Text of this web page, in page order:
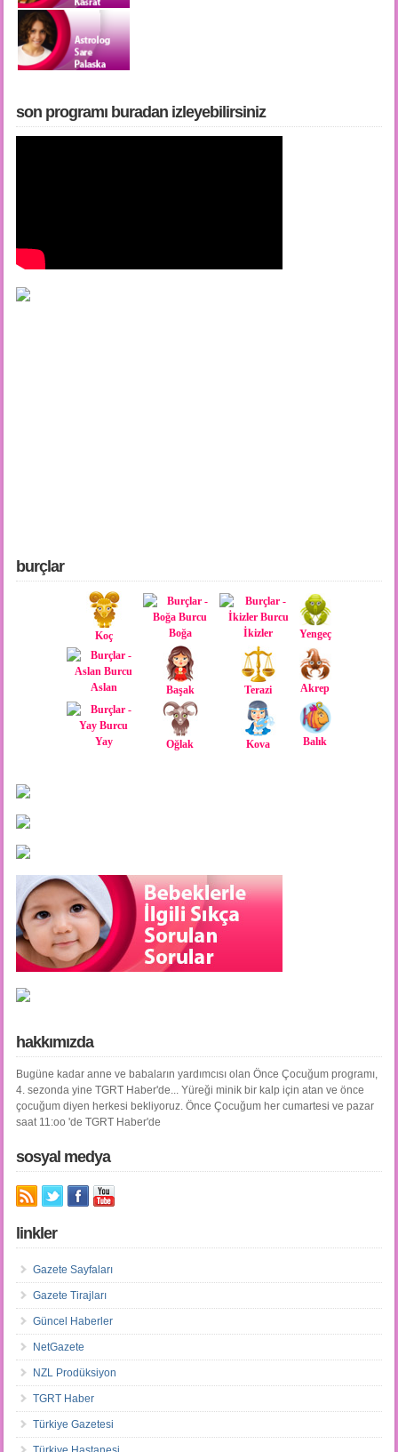
son programı buradan i̇zleyebilirsiniz
burçlar
Koç Boğa İkizler Yengeç
Aslan Başak Terazi Akrep
Yay Oğlak Kova Balık
hakkımızda
Bugüne kadar anne ve babaların yardımcısı olan Önce Çocuğum programı,
4. sezonda yine TGRT Haber'de... Yüreği minik bir kalp için atan ve önce
çocuğum diyen herkesi bekliyoruz. Önce Çocuğum her cumartesi ve pazar
saat 11:oo 'de TGRT Haber'de
sosyal medya
linkler
Gazete Sayfaları
Gazete Tirajları
Güncel Haberler
NetGazete
NZL Prodüksiyon
TGRT Haber
Türkiye Gazetesi